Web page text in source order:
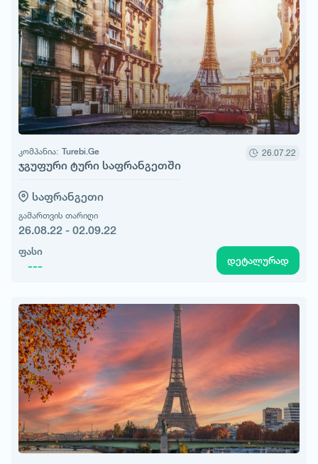
კომპანია: Turebi.Ge
ჯგუფური ტური საფრანგეთში
26.07.22
საფრანგეთი
გამართვის თარიღი
26.08.22 - 02.09.22
ფასი
--- დეტალურად